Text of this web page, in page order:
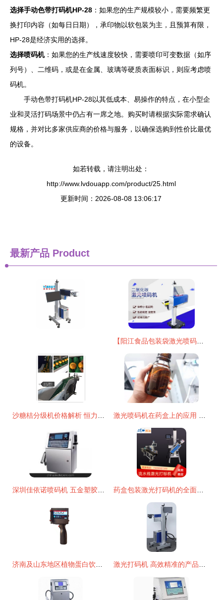
选择手动色带打码机HP-28 ：如果您的生产规模较小，需要频繁更
换打印内容（如每日日期），承印物以软包装为主，且预算有限，
HP-28是经济实用的选择。
选择喷码机：如果您的生产线速度较快，需要喷印可变数据（如序
列号）、二维码，或是在金属、玻璃等硬质表面标识，则应考虑喷
码机。
手动色带打码机HP-28以其低成本、易操作的特点，在小型企
业和灵活打码场景中仍占有一席之地。购买时请根据实际需求确认
规格，并对比多家供应商的价格与服务，以确保选购到性价比最优
的设备。
如若转载，请注明出处：
http://www.lvdouapp.com/product/25.html
更新时间：2026-08-08 13:06:17
最新产品 Product